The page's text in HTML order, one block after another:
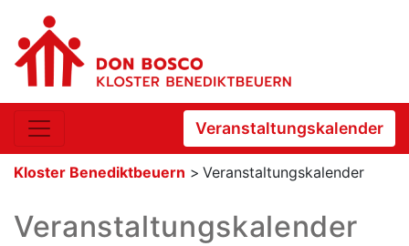
Veranstaltungskalender
Kloster Benediktbeuern > Veranstaltungskalender
Veranstaltungskalender